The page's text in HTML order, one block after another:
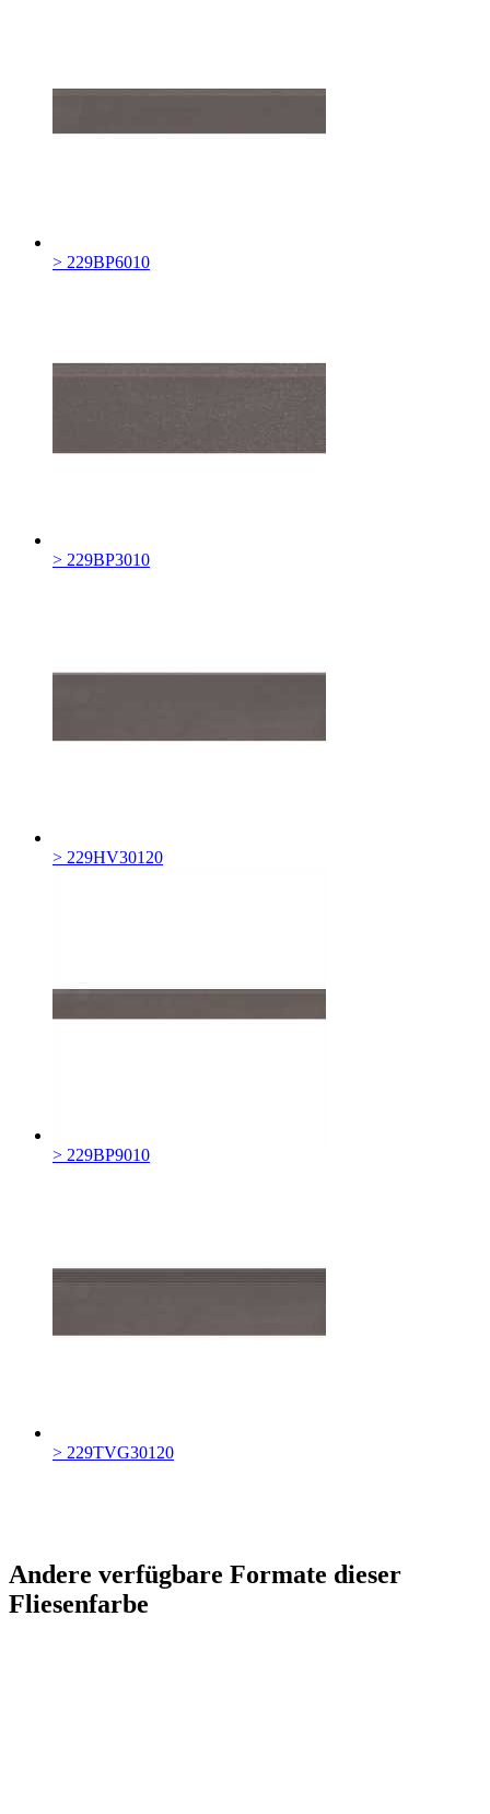
> 229BP6010
> 229BP3010
> 229HV30120
> 229BP9010
> 229TVG30120
Andere verfügbare Formate dieser
Fliesenfarbe